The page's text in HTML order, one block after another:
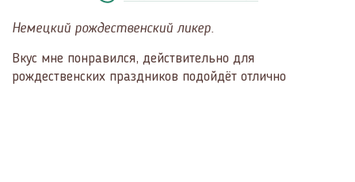
Немецкий рождественский ликер.
Вкус мне понравился, действительно для
рождественских праздников подойдёт отлично